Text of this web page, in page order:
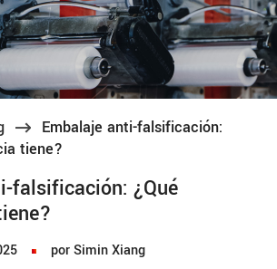
Embalaje anti-falsificación:
tiene?
falsificación: ¿Qué
por Simin Xiang